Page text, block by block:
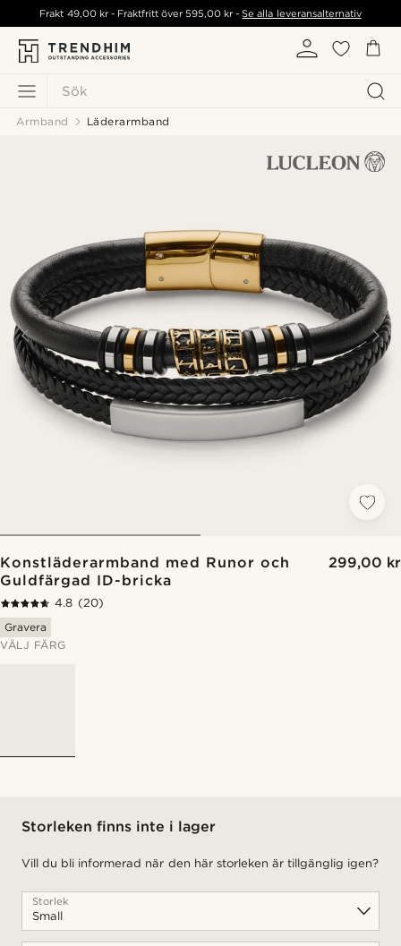
Sök
Frakt 49,00 kr- Fraktfritt över595,00 kr -Se alla leveransalternativ
Armband Läderarmband
Konstläderarmband med Runor och
Guldfärgad ID-bricka
299,00 kr
4.8 (20)
Gravera
VÄLJ FÄRG
Storleken finns inte i lager
Vill du bli informerad när den här storleken är tillgänglig igen?
Storlek